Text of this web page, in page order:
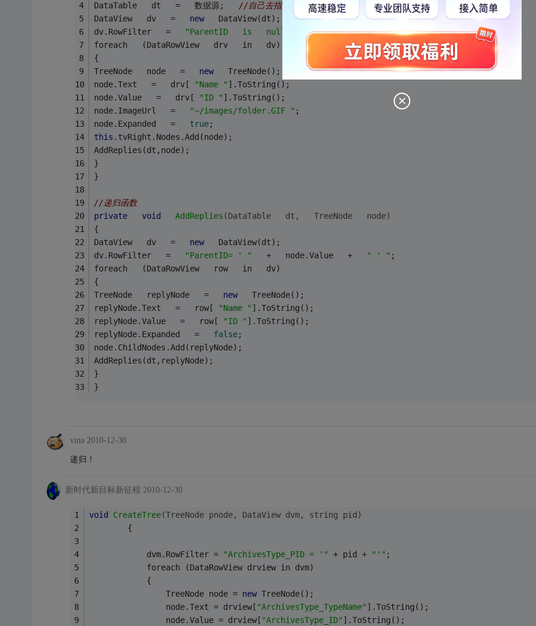
DataTable   dt   =   数据源; //自己去指定。。。
DataView   dv   = new
   DataView(dt);
dv.RowFilter   =
"ParentID   is   null "
foreach   (DataRowView   drv   in   dv)
{
TreeNode   node   = new
   TreeNode();
node.Text   =   drv[
"Name " ].ToString();
node.Value   =   drv[
"ID " ].ToString();
node.ImageUrl   =
"~/images/folder.GIF " ;
node.Expanded   = true;
this .tvRight.Nodes.Add(node);
AddReplies(dt,node);
}
}
//递归函数
private
void AddReplies (DataTable   dt,   TreeNode   node)
{
DataView   dv   = new
   DataView(dt);
dv.RowFilter   =
"ParentID= ' "
   +   node.Value   +
" ' " ;
foreach   (DataRowView   row   in   dv)
{
TreeNode   replyNode   = new
   TreeNode();
replyNode.Text   =   row[
"Name " ].ToString();
replyNode.Value   =   row[
"ID " ].ToString();
replyNode.Expanded   = false;
node.ChildNodes.Add(replyNode);
AddReplies(dt,replyNode);
}
}
vina 2010-12-30
递归！
新时代新目标新征程 2010-12-30
void CreateTree(TreeNode pnode, DataView dvm, string pid)
        {
            dvm.RowFilter =
"ArchivesType_PID = '" + pid + "'" ;
            foreach (DataRowView drview in dvm)
            {
                TreeNode node =
new TreeNode();
                node.Text = drview[
"ArchivesType_TypeName" ].ToString();
                node.Value = drview[
"ArchivesType_ID" ].ToString();